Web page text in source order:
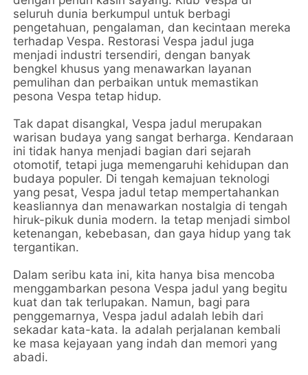
seluruh dunia berkumpul untuk berbagi
pengetahuan, pengalaman, dan kecintaan mereka
terhadap Vespa. Restorasi Vespa jadul juga
menjadi industri tersendiri, dengan banyak
bengkel khusus yang menawarkan layanan
pemulihan dan perbaikan untuk memastikan
pesona Vespa tetap hidup.
Tak dapat disangkal, Vespa jadul merupakan
warisan budaya yang sangat berharga. Kendaraan
ini tidak hanya menjadi bagian dari sejarah
otomotif, tetapi juga memengaruhi kehidupan dan
budaya populer. Di tengah kemajuan teknologi
yang pesat, Vespa jadul tetap mempertahankan
keasliannya dan menawarkan nostalgia di tengah
hiruk-pikuk dunia modern. Ia tetap menjadi simbol
ketenangan, kebebasan, dan gaya hidup yang tak
tergantikan.
Dalam seribu kata ini, kita hanya bisa mencoba
menggambarkan pesona Vespa jadul yang begitu
kuat dan tak terlupakan. Namun, bagi para
penggemarnya, Vespa jadul adalah lebih dari
sekadar kata-kata. Ia adalah perjalanan kembali
ke masa kejayaan yang indah dan memori yang
abadi.